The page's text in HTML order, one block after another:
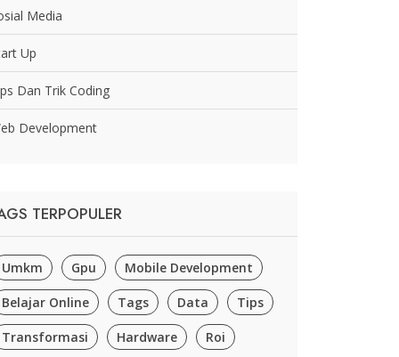
Media
Up
Dan Trik Coding
Development
TERPOPULER
Umkm Gpu Mobile Development
Belajar Online Tags Data Tips
Transformasi Hardware Roi